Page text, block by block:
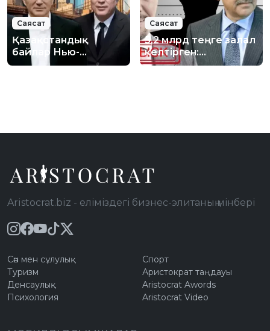
Саясат
Қазақстандық
байлар Нью-
Йорктегі пәтерлері
Саясат
5,2 млрд теңге залал
келтірген:
Мәсімовтың экс-
Aristocrat.biz - еліміздегі бизнес-элитаның мінбері
Сән мен сұлулық
Туризм
Денсаулық
Психология
Спорт
Аристократ таңдауы
Aristocrat Awords
Aristocrat Video